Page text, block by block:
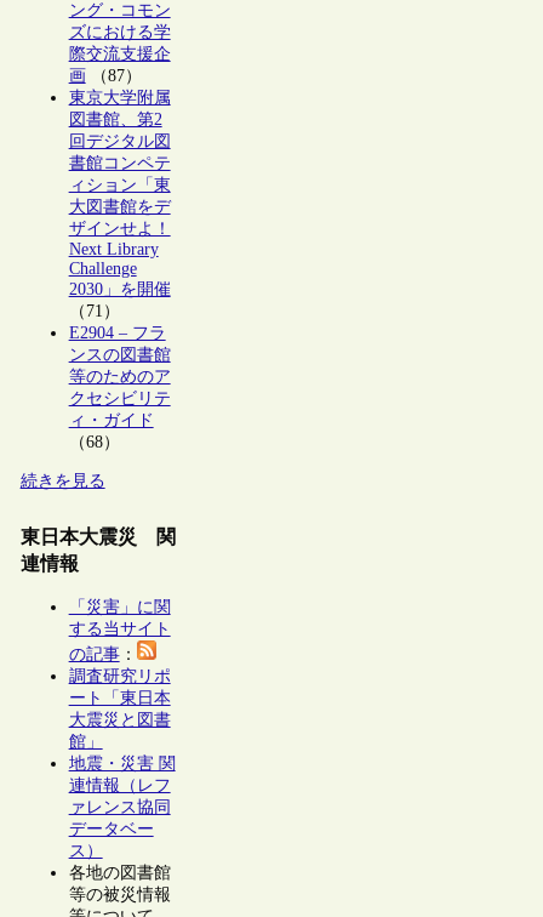
ング・コモン
ズにおける学
際交流支援企
画 （87）
東京大学附属
図書館、第2
回デジタル図
書館コンペテ
ィション「東
大図書館をデ
ザインせよ！
Next Library
Challenge
2030」を開催
（71）
E2904 – フラ
ンスの図書館
等のためのア
クセシビリテ
ィ・ガイド
（68）
続きを見る
東日本大震災 関
連情報
「災害」に関
する当サイト
の記事：
調査研究リポ
ート「東日本
大震災と図書
館」
地震・災害 関
連情報（レフ
ァレンス協同
データベー
ス）
各地の図書館
等の被災情報